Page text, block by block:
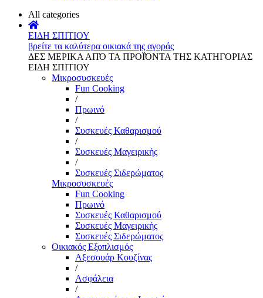
All categories
ΕΙΔΗ ΣΠΙΤΙΟΥ
βρείτε τα καλύτερα οικιακά της αγοράς
ΔΕΣ ΜΕΡΙΚΑ ΑΠΌ ΤΑ ΠΡΟΪΌΝΤΑ ΤΗΣ ΚΑΤΗΓΟΡΙΑΣ
ΕΙΔΗ ΣΠΙΤΙΟΥ
Μικροσυσκευές
Fun Cooking
/
Πρωινό
/
Συσκευές Καθαρισμού
/
Συσκευές Μαγειρικής
/
Συσκευές Σιδερώματος
Μικροσυσκευές
Fun Cooking
Πρωινό
Συσκευές Καθαρισμού
Συσκευές Μαγειρικής
Συσκευές Σιδερώματος
Οικιακός Εξοπλισμός
Αξεσουάρ Κουζίνας
/
Ασφάλεια
/